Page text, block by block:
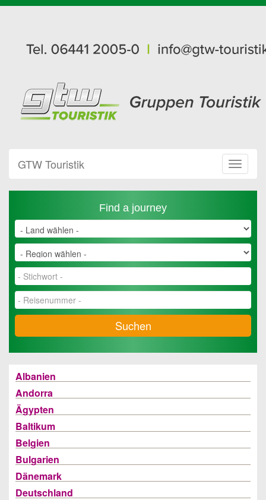
Toggle
GTW Touristik
Find a journey
Suchen
Albanien
Andorra
Ägypten
Baltikum
Belgien
Bulgarien
Dänemark
Deutschland